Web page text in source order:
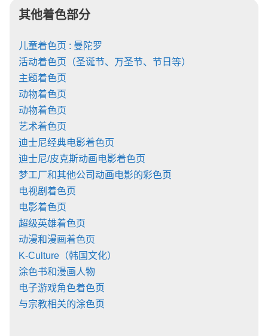
其他着色部分
儿童着色页 : 曼陀罗
活动着色页（圣诞节、万圣节、节日等）
主题着色页
动物着色页
动物着色页
艺术着色页
迪士尼经典电影着色页
迪士尼/皮克斯动画电影着色页
梦工厂和其他公司动画电影的彩色页
电视剧着色页
电影着色页
超级英雄着色页
动漫和漫画着色页
K-Culture（韩国文化）
涂色书和漫画人物
电子游戏角色着色页
与宗教相关的涂色页